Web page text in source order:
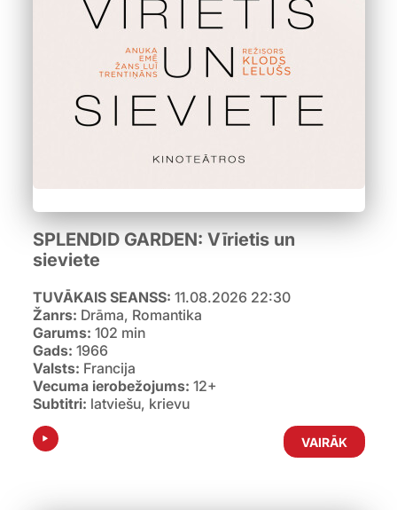
SPLENDID GARDEN: Vīrietis un
sieviete
TUVĀKAIS SEANSS: 11.08.2026 22:30
Žanrs: Drāma, Romantika
Garums: 102 min
Gads: 1966
Valsts: Francija
Vecuma ierobežojums: 12+
Subtitri: latviešu, krievu
VAIRĀK